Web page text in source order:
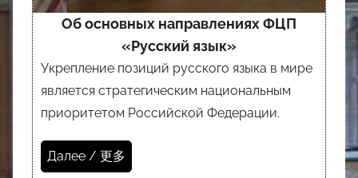
Об основных направлениях ФЦП
«Русский язык»
Укрепление позиций русского языка в мире
является стратегическим национальным
приоритетом Российской Федерации.
Далее / 更多